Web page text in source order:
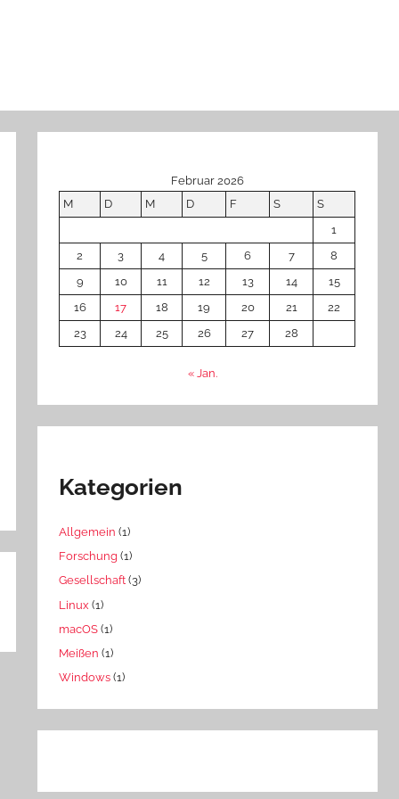
Februar 2026
M
D M D F S
S
1
2
3 4 5 6 7
8
9
10 11 12 13 14
15
16
17 18 19 20 21
22
23
24 25 26 27 28
« Jan.
Kategorien
Allgemein (1)
Forschung (1)
Gesellschaft (3)
Linux (1)
macOS (1)
Meißen (1)
Windows (1)